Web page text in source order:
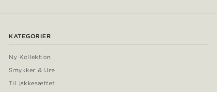
KATEGORIER
Ny Kollektion
Smykker & Ure
Til jakkesættet